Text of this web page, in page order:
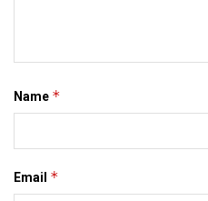
Name *
Email *